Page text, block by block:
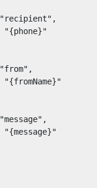
"recipient" ,
"{phone}"
"from" ,
"{fromName}"
"message" ,
"{message}"